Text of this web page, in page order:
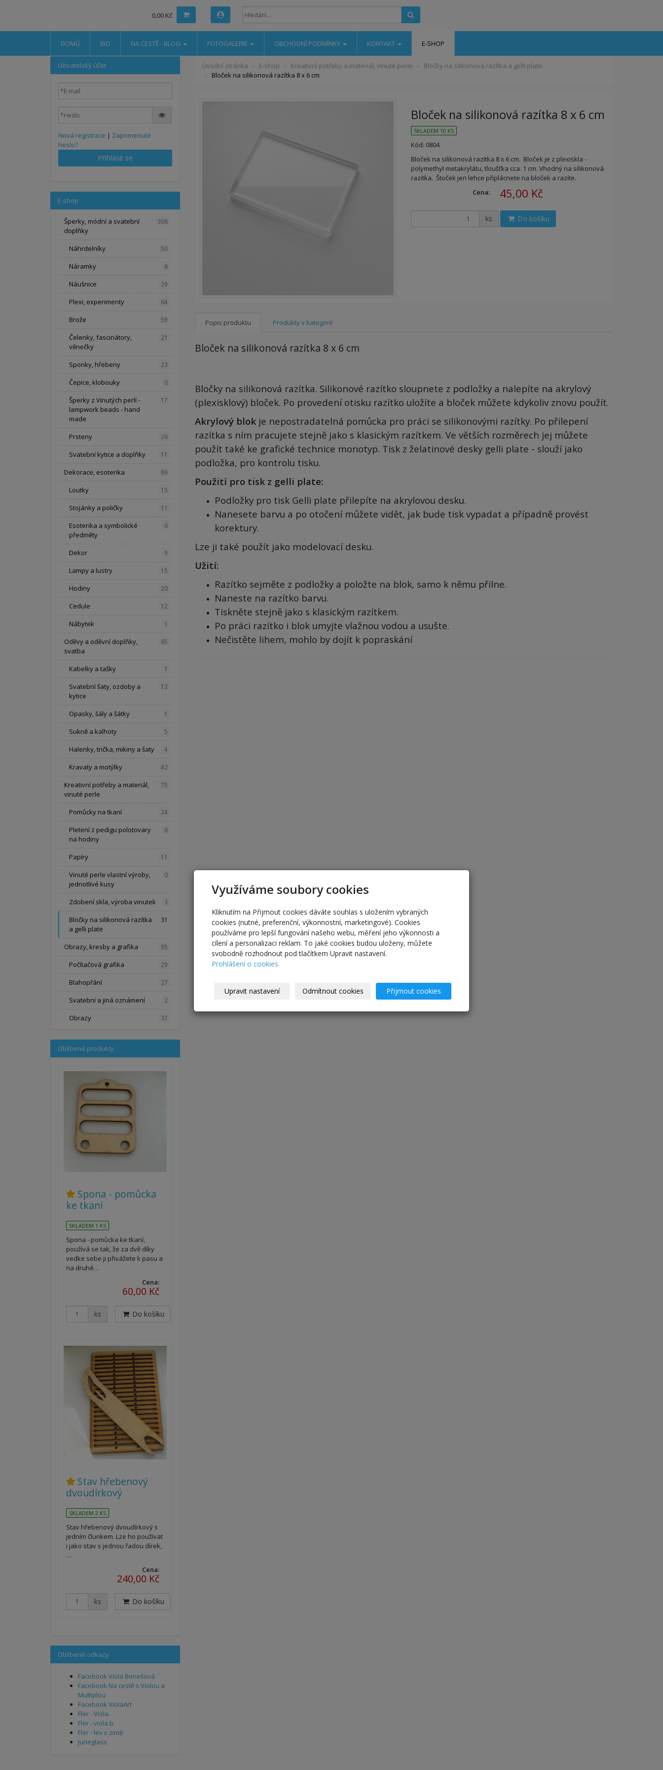
0,00 Kč
DOMŮ BIO NA CESTĚ - BLOG FOTOGALERIE OBCHODNÍ PODMÍNKY KONTAKT E-SHOP
Úvodní stránka E-shop Kreativní potřeby a materiál, vinuté perle
Bločky na silikonová razítka a gelli plate
Bloček na silikonová razítka 8 x 6 cm
Bloček na silikonová razítka 8 x 6 cm
SKLADEM 10 KS
Kód: 0804
Bloček na silikonová razítka 8 x 6 cm. Bloček je z plexiskla -
polymethyl metakrylátu, tloušťka cca. 1 cm. Vhodný na silikonová
razítka. Štoček jen lehce připlácnete na bloček a razíte.
Cena:
45,00 Kč
ks Do košíku
Popis produktu Produkty v kategorii
Bloček na silikonová razítka 8 x 6 cm
Bločky na silikonová razítka. Silikonové razítko sloupnete z podložky a nalepíte na akrylový
(plexisklový) bloček. Po provedení otisku razítko uložíte a bloček můžete kdykoliv znovu použít.
Akrylový blokje nepostradatelná pomůcka pro práci se silikonovými razítky. Po přilepení
razítka s ním pracujete stejně jako s klasickým razítkem. Ve větších rozměrech jej můžete
použít také ke grafické technice monotyp. Tisk z želatinové desky gelli plate - slouží jako
podložka, pro kontrolu tisku.
Použití pro tisk z gelli plate:
Podložky pro tisk Gelli plate přilepíte na akrylovou desku.
Nanesete barvu a po otočení můžete vidět, jak bude tisk vypadat a případně provést
korektury.
Lze ji také použít jako modelovací desku.
Užití:
Razítko sejměte z podložky a položte na blok, samo k němu přilne.
Naneste na razítko barvu.
Tiskněte stejně jako s klasickým razítkem.
Po práci razítko i blok umyjte vlažnou vodou a usušte.
Nečistěte lihem, mohlo by dojít k popraskání
Uživatelský účet
Nová registrace | Zapomenuté
heslo?
Přihlásit se
E-shop
Šperky, módní a svatební
doplňky
306
Náhrdelníky 50
Náramky 6
Náušnice 29
Plexi, experimenty 64
Brože 59
Čelenky, fascinátory,
věnečky
21
Sponky, hřebeny 23
Čepice, klobouky 0
Šperky z Vinutých perlí -
lampwork beads - hand
made
17
Prsteny 26
Svatební kytice a doplňky 11
Dekorace, esoterika 89
Loutky 15
Stojánky a poličky 11
Esoterika a symbolické
předměty
6
Dekor 9
Lampy a lustry 15
Hodiny 20
Cedule 12
Nábytek 1
Oděvy a oděvní doplňky,
svatba
65
Kabelky a tašky 1
Svatební šaty, ozdoby a
kytice
12
Opasky, šály a šátky 1
Sukně a kalhoty 5
Halenky, trička, mikiny a šaty 4
Kravaty a motýlky 42
Kreativní potřeby a materiál,
vinuté perle
75
Pomůcky na tkaní 24
Pletení z pedigu polotovary
na hodiny
6
Papíry 11
Vinuté perle vlastní výroby,
jednotlivé kusy
0
Zdobení skla, výroba vinutek 3
Bločky na silikonová razítka
a gelli plate
31
Obrazy, kresby a grafika 95
Počítačová grafika 29
Blahopřání 27
Svatební a jiná oznámení 2
Obrazy 37
Oblíbené produkty
Spona - pomůcka
ke tkaní
SKLADEM 1 KS
Spona - pomůcka ke tkaní,
používá se tak, že za dvě díky
vedke sebe ji přivážete k pasu a
na druhé…
Cena:
60,00 Kč
ks Do košíku
Stav hřebenový
dvoudírkový
SKLADEM 2 KS
Stav hřebenový dvoudírkový s
jedním člunkem. Lze ho používat
i jako stav s jednou řadou dírek,
…
Cena:
240,00 Kč
ks Do košíku
Oblíbené odkazy
Facebook Viola Benešová
Facebook Na cestě s Violou a
Multiplou
Facebook ViolaArt
Fler - Viola
Fler - viola.b
Fler - lev v zimě
Juneglass
Využíváme soubory cookies
Kliknutím na Přijmout cookies dáváte souhlas s uložením vybraných
cookies (nutné, preferenční, výkonnostní, marketingové). Cookies
používáme pro lepší fungování našeho webu, měření jeho výkonnosti a
cílení a personalizaci reklam. To jaké cookies budou uloženy, můžete
svobodně rozhodnout pod tlačítkem Upravit nastavení.
Prohlášení o cookies.
Upravit nastavení Odmítnout cookies Přijmout cookies